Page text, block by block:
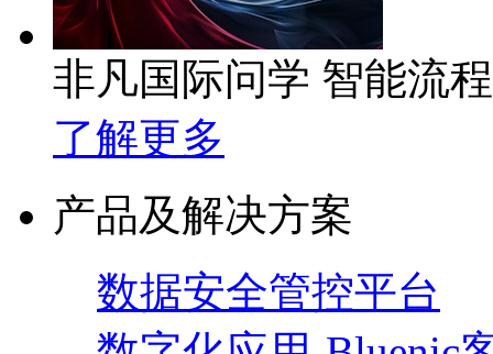
非凡国际问学 智能流
了解更多
产品及解决方案
数据安全管控平台